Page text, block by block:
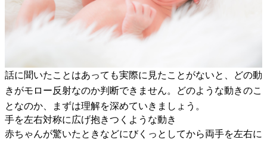
話に聞いたことはあっても実際に見たことがないと、どの動
きがモロー反射なのか判断できません。どのような動きのこ
となのか、まずは理解を深めていきましょう。
手を左右対称に広げ抱きつくような動き
赤ちゃんが驚いたときなどにびくっとしてから両手を左右に